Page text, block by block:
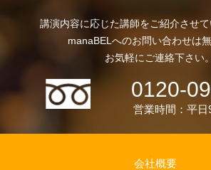
講演内容に応じた講師をご紹介させて
manaBELへのお問い合わせは無
お気軽にご連絡下さい。
0120-
営業時間：平日
会社概要